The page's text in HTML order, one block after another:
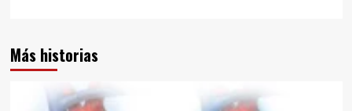
Más historias